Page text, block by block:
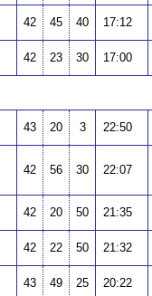
42 45 40 17:12
42 23 30 17:00
43 20 3 22:50
42 56 30 22:07
42 20 50 21:35
42 22 50 21:32
43 49 25 20:22